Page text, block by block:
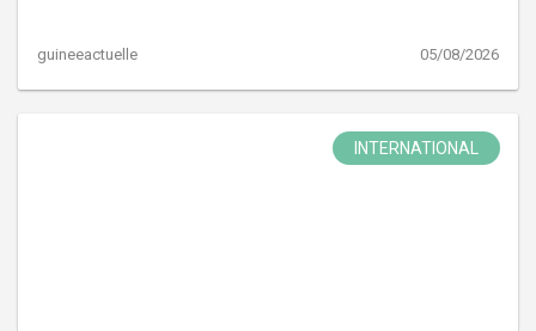
guineeactuelle 05/08/2026
INTERNATIONAL